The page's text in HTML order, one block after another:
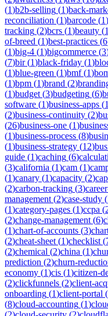
(1)b2b-selling (1)back-
reconciliation (1)barcode (1)
tracking (2)bcrs (1)beauty (1
of-breed (1)best-practices (6
(1)big-4 (1)bigcommerce (3
(7)bir(1)black-friday (1)
(1)blue-green (1)bmf(1)
(1)bpm (1)brand (2)
(1)budget (3)budgeting (6)
software (1)business-apps (1
(2)business-continuity (2)
(26)business-one (1)
(1)business-process (8)
(1)business-strategy (12)
guide (1)caching (6)
(3)california (1)cam (1)
(1)canary (1)capacity (2)
(2)carbon-tracking (3)
management (2)case-study (
(1)category-pages (1)ccpa (
(2)change-management (6)
(1)chart-of-accounts (3)
(2)cheat-sheet (1)checklist (
(2)chemical (2)china (1)
prediction (2)churn-
economy (1)cis (1)citizen-
(2)clickfunnels (2)client-
onboarding (1)client-portal (
(8)cloud-accounting (1)